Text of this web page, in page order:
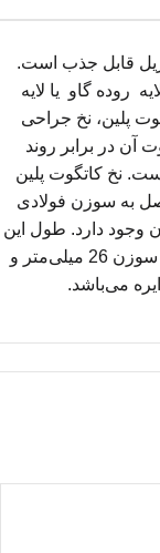
قابل جذب است.
روده گاو یا لایه
پلین، نخ جراحی
آن در برابر روند
نخ کاتگوت پلین
به سوزن فولادی
وجود دارد. طول این
نخی که مشاهده می‌کنید 75 سانتی متر و دارای سوزن 26 میلی‌متر و